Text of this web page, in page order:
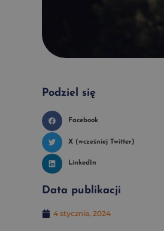
Podziel się
Facebook
X (wcześniej Twitter)
LinkedIn
Data publikacji
4 stycznia, 2024